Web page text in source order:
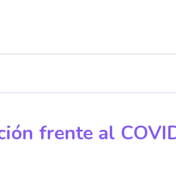
frente al